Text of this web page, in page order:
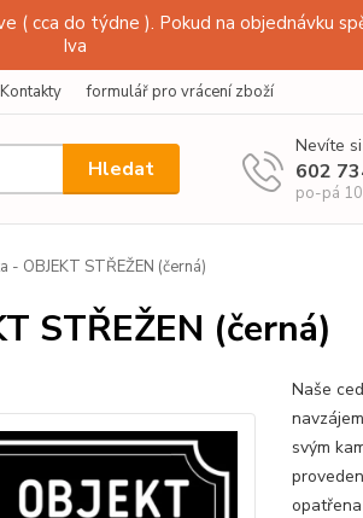
( cca do týdne ). Pokud na objednávku
Iva
Kontakty formulář pro vrácení zboží
Hledat
Nevíte
602
po-pá
- OBJEKT STŘEŽEN (černá)
STŘEŽEN (černá)
Naše
svým